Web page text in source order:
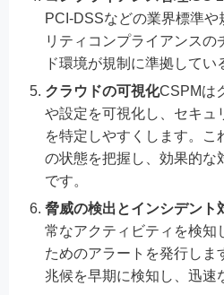
PCI-DSSなどの業界標準や
リティコンプライアンスの
ド環境が規制に準拠してい
クラウドの可視化CSPMは
や設定を可視化し、セキュ
を特定しやすくします。こ
の状態を把握し、効果的な
です。
脅威の検出とインシデント
常なアクティビティを検知
ためのアラートを発行しま
兆候を早期に検知し、迅速